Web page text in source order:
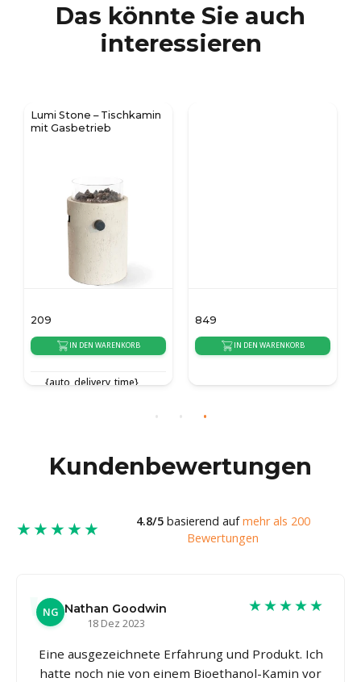
Das könnte Sie auch
interessieren
Lumi Stone – Tischkamin
mit Gasbetrieb
209
IN DEN WARENKORB
{auto_delivery_time}
849
IN DEN WARENKORB
Kundenbewertungen
★★★★★ 4.8/5basierend aufmehr als 200
Bewertungen
NG Nathan Goodwin
18 Dez 2023
★★★★★
Eine ausgezeichnete Erfahrung und Produkt. Ich
hatte noch nie von einem Bioethanol-Kamin vor